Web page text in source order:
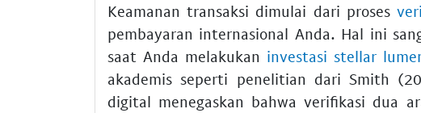
Keamanan transaksi dimulai dari proses
pembayaran internasional Anda. Hal ini
saat Anda melakukan investasi stellar
akademis seperti penelitian dari Smith
digital menegaskan bahwa verifikasi dua